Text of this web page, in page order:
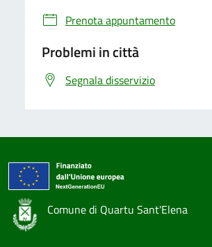
Prenota appuntamento
Problemi in città
Segnala disservizio
Comune di Quartu Sant'Elena